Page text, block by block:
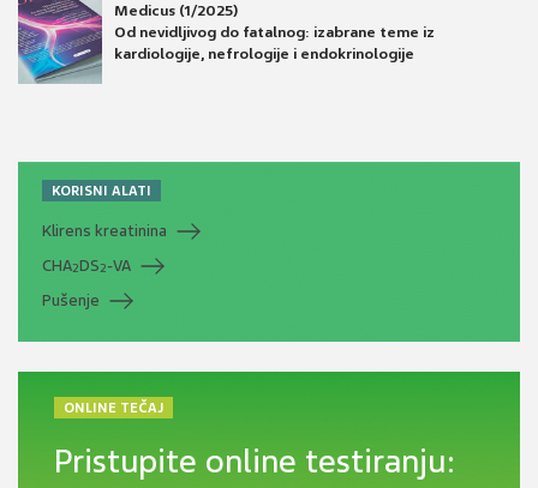
Medicus (1/2025)
Od nevidljivog do fatalnog: izabrane teme iz
kardiologije, nefrologije i endokrinologije
KORISNI ALATI
Klirens kreatinina
CHA2DS2-VA
Pušenje
ONLINE TEČAJ
Pristupite online testiranju: